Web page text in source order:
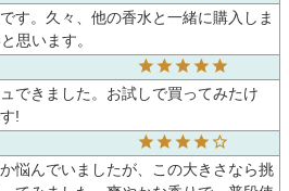
す。久々、他の香水と一緒に購入しま
思います。
できました。お試しで買ってみたけ
!
悩んでいましたが、この大きさなら挑